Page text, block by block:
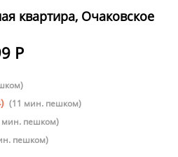
квартира, Очаковское
Р
(11 мин. пешком)
мин. пешком)
пешком)